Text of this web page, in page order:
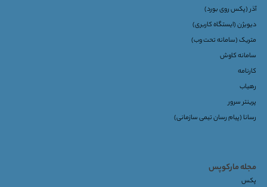
آذر (پکس روی بورد)
دیویژن (ایستگاه کاربری)
متریک (سامانه تحت وب)
سامانه کاوش
کارنامه
رهیاب
پرینتر سرور
رسانا (پیام رسان تیمی سازمانی)
مجله مارکوپس
پکس